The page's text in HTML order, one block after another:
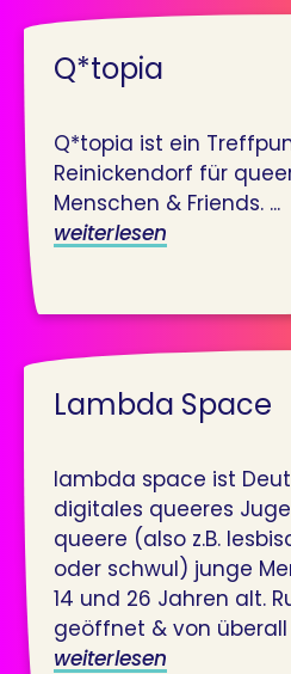
Q*topia
Q*topia ist ein
Reinickendorf für
Menschen & Friends. ...
weiterlesen
Lambda Space
lambda space ist
digitales queeres
queere (also z.B.
oder schwul) junge
14 und 26 Jahren alt.
geöffnet & von überall
weiterlesen